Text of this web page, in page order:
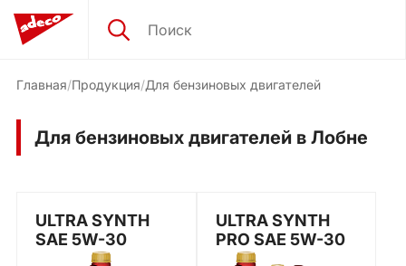
Главная Продукция Для бензиновых двигателей
Для бензиновых двигателей в Лобне
ULTRA SYNTH
SAE 5W-30
ULTRA SYNTH
PRO SAE 5W-30